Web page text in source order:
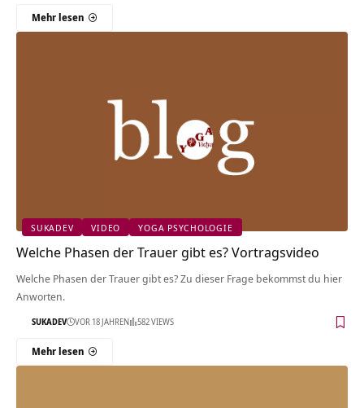
Mehr lesen
SUKADEV VIDEO YOGA PSYCHOLOGIE
Welche Phasen der Trauer gibt es? Vortragsvideo
Welche Phasen der Trauer gibt es? Zu dieser Frage bekommst du hier
Anworten.
SUKADEV VOR 18 JAHREN 582 VIEWS
Mehr lesen